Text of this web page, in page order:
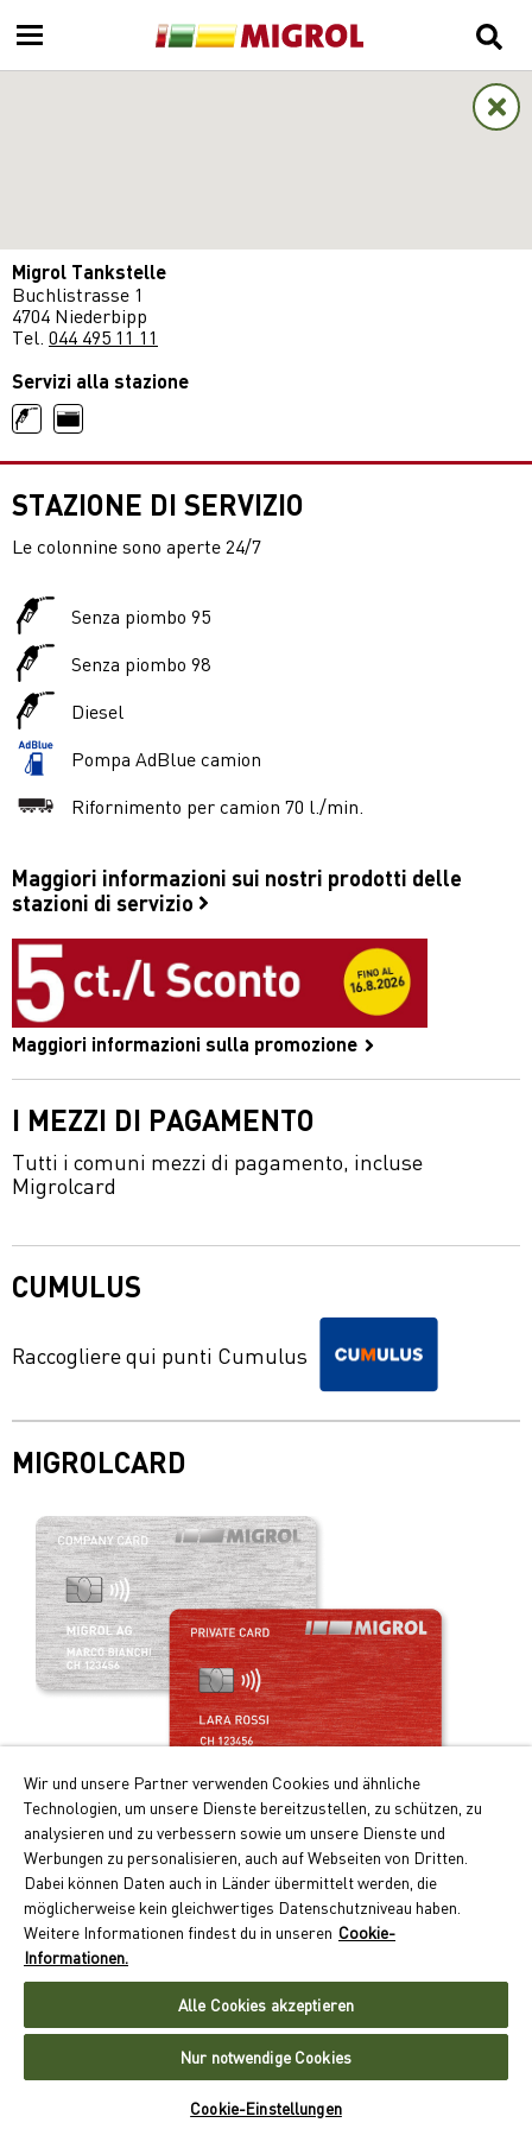
Migrol Tankstelle
Buchlistrasse 1
4704 Niederbipp
Tel. 044 495 11 11
Servizi alla stazione
STAZIONE DI SERVIZIO
Le colonnine sono aperte 24/7
Senza piombo 95
Senza piombo 98
Diesel
Pompa AdBlue camion
Rifornimento per camion 70 l./min.
Maggiori informazioni sui nostri prodotti delle
stazioni di servizio
Maggiori informazioni sulla promozione
I MEZZI DI PAGAMENTO
Tutti i comuni mezzi di pagamento, incluse
Migrolcard
CUMULUS
Raccogliere qui punti Cumulus
MIGROLCARD
Praticità e vantaggi!
I principali vantaggi della Migrolcard:
Punti Cumulus doppi per i rifornimenti e la ricarica
dell’auto elettrica
Pagamento senza contanti con conteggio mensile
Accettazione capillare in oltre 550 ubicazioni in Svizzera
Richiedere ora la Migrolcard
Wir und unsere Partner verwenden Cookies und ähnliche
Technologien, um unsere Dienste bereitzustellen, zu schützen, zu
analysieren und zu verbessern sowie um unsere Dienste und
Werbungen zu personalisieren, auch auf Webseiten von Dritten.
Dabei können Daten auch in Länder übermittelt werden, die
möglicherweise kein gleichwertiges Datenschutzniveau haben.
Weitere Informationen findest du in unseren Cookie-
Informationen.
Alle Cookies akzeptieren
Nur notwendige Cookies
Cookie-Einstellungen